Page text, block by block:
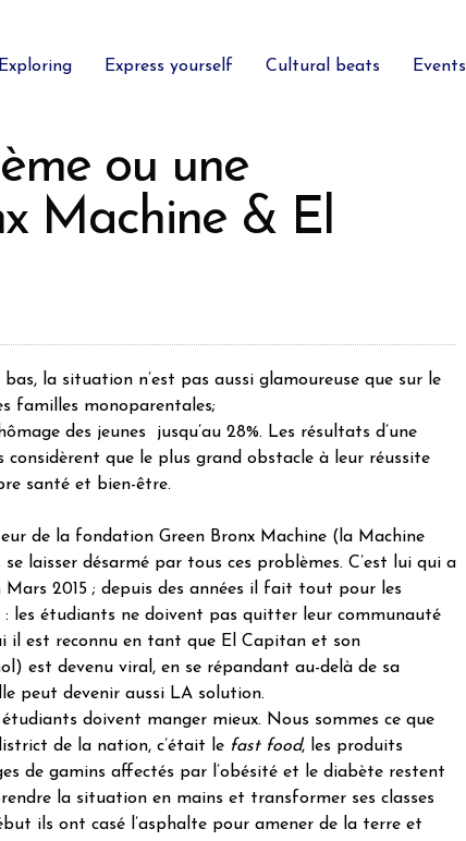
Exploring Express yourself Cultural beats Events
ou une
Machine & El
la situation n’est pas aussi glamoureuse que sur le
familles monoparentales;
des jeunes jusqu’au 28%. Les résultats d’une
que le plus grand obstacle à leur réussite
santé et bien-être.
de la fondation Green Bronx Machine (la Machine
laisser désarmé par tous ces problèmes. C’est lui qui a
2015 ; depuis des années il fait tout pour les
les étudiants ne doivent pas quitter leur communauté
il est reconnu en tant que El Capitan et son
est devenu viral, en se répandant au-delà de sa
peut devenir aussi LA solution.
doivent manger mieux. Nous sommes ce que
de la nation, c’était le fast food, les produits
de gamins affectés par l’obésité et le diabète restent
la situation en mains et transformer ses classes
ils ont casé l’asphalte pour amener de la terre et